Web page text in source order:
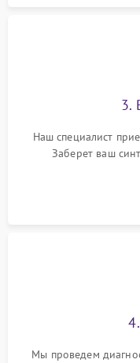
3.
Наш специалист
Заберет ваш
Мы проведем